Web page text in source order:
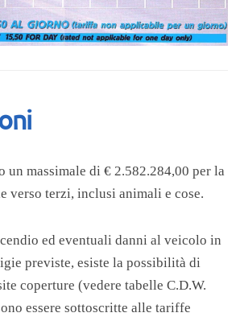
massimale di € 2.582.284,00 per la
verso terzi, inclusi animali e cose.
ed eventuali danni al veicolo in
previste, esiste la possibilità di
coperture (vedere tabelle C.D.W.
essere sottoscritte alle tariffe